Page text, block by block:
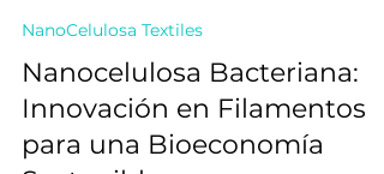
12 ago 2025
4 min de lectura
NanoCelulosa Textiles
Nanocelulosa Bacteriana:
Innovación en Filamentos